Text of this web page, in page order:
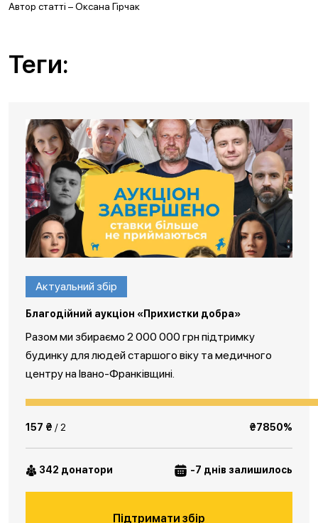
Автор статті – Оксана Гірчак
Теги:
Актуальний збір
Благодійний аукціон «Прихистки добра»
Разом ми збираємо 2 000 000 грн підтримку
будинку для людей старшого віку та медичного
центру на Івано-Франківщині.
157 ₴ / 2 ₴7850%
342 донатори -7 днів залишилось
Підтримати збір